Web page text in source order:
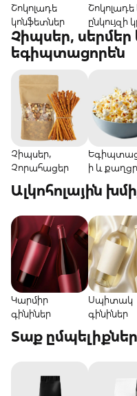
Շոկոլադե
կոնֆետներ
Շոկոլադե
ընկույզի
Չիպսեր, սերմեր
եգիպտացորեն
Չիպսեր,
Չորահացեր
ի և քաղցր
Ալկոհոլային
Կարմիր
գինիներ
Սպիտակ
գինիներ
Տաք ըմպելիքներ